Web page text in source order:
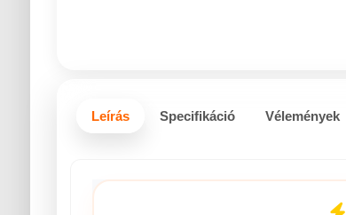
Leírás Specifikáció Vélemények